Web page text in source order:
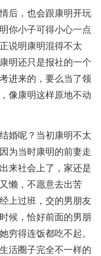
后，也会跟康明开玩
你小子可得小心一点
说明康明混得不太
明还只是报社的一个
进来的，要么当了领
像康明这样原地不动
婚呢？当初康明不太
为当时康明的前妻走
来社会上了，家还是
懒，不愿意去出苦
上过班，交的男朋友
候，恰好前面的男朋
穷得连饭都吃不起。
活圈子完全不一样的